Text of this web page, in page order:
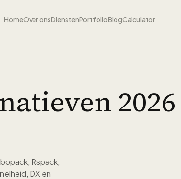
HomeOver onsDienstenPortfolioBlogCalculator
Rspack,
DX en